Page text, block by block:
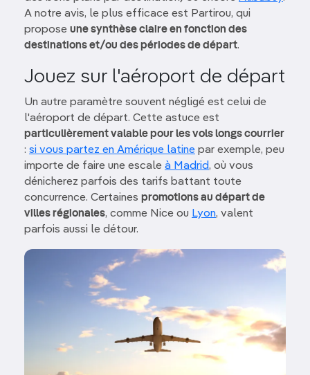
A notre avis, le plus efficace est Partirou, qui
propose une synthèse claire en fonction des
destinations et/ou des périodes de départ.
Jouez sur l'aéroport de départ
Un autre paramètre souvent négligé est celui de
l'aéroport de départ. Cette astuce est
particulièrement valable pour les vols longs courrier
: si vous partez en Amérique latine par exemple, peu
importe de faire une escale à Madrid, où vous
dénicherez parfois des tarifs battant toute
concurrence. Certaines promotions au départ de
villes régionales, comme Nice ou Lyon, valent
parfois aussi le détour.
Image